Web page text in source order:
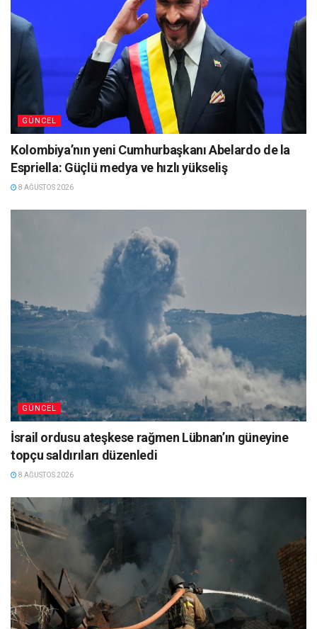
GÜNCEL
Kolombiya’nın yeni Cumhurbaşkanı Abelardo de la
Espriella: Güçlü medya ve hızlı yükseliş
8 AĞUSTOS 2026
GÜNCEL
İsrail ordusu ateşkese rağmen Lübnan’ın güneyine
topçu saldırıları düzenledi
8 AĞUSTOS 2026